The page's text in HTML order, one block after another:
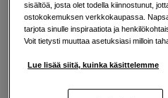
Tämä tuote kuuluu Back
– huolella valittu luoviin
Lue lisää
sisältöä, josta olet todella kiinnostunut,
ostokokemuksen verkkokaupassa.
tarjota sinulle inspiraatiota ja
Voit tietysti muuttaa asetuksiasi milloin
Lue lisää siitä, kuinka käsittelemme